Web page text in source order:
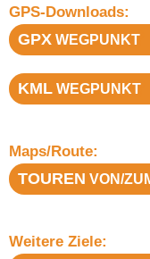
GPS-Downloads:
GPX WEGPUNKT
KML WEGPUNKT
Maps/Route:
TOUREN VON/
Weitere Ziele: